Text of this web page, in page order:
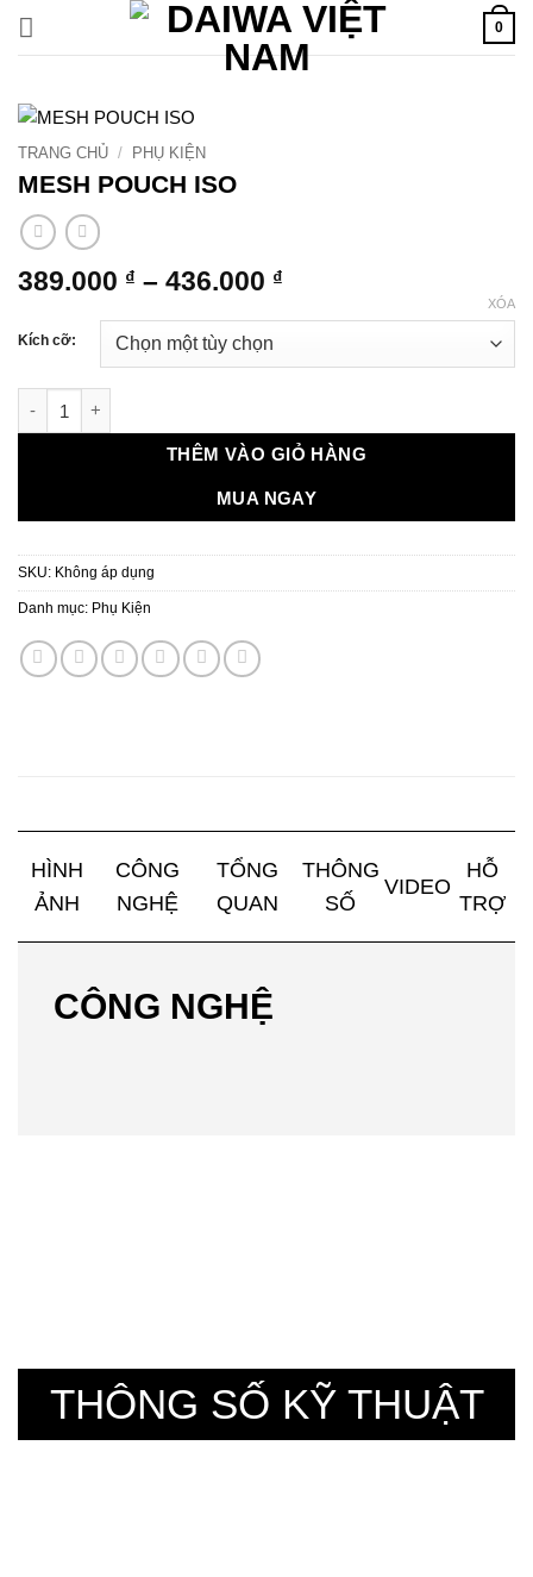
qua
0
TRANG CHỦ / PHỤ KIỆN
MESH POUCH ISO
389.000 ₫ – 436.000 ₫
389.000 ₫
Kích cỡ:
XÓA
THÊM VÀO GIỎ HÀNG
MUA NGAY
SKU: Không áp dụng
Danh mục: Phụ Kiện
HÌNH
ẢNH
CÔNG
NGHỆ
TỔNG
QUAN
THÔNG
SỐ
VIDEO
HỖ
TRỢ
CÔNG NGHỆ
THÔNG SỐ KỸ THUẬT